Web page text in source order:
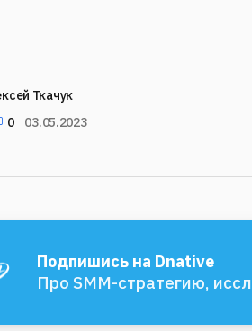
Ткачук
0 03.05.2023
Подпишись на Dnative
Про SMM-стратегию,